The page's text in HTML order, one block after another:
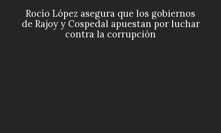
Rocío López asegura que los gobiernos
de Rajoy y Cospedal apuestan por luchar
contra la corrupción